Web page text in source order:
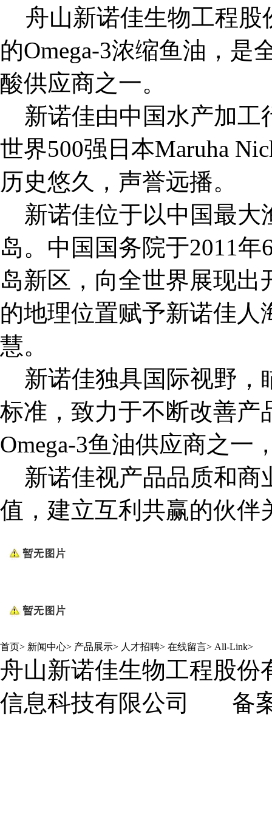
舟山新诺佳生物工程
的Omega-3浓缩鱼油，是
酸供应商之一。
新诺佳由中国水产加工
世界500强日本Maruha
历史悠久，声誉远播。
新诺佳位于以中国最大
岛。中国国务院于2011
岛新区，向全世界展现
的地理位置赋予新诺佳
慧。
新诺佳独具国际视野，
标准，致力于不断改善产
Omega-3鱼油供应商之一
新诺佳视产品品质和商
值，建立互利共赢的伙伴
首页> 新闻中心> 产品展示> 人才招聘> 在线留言> All-Link>
舟山新诺佳生物工程股
信息科技有限公司
备案